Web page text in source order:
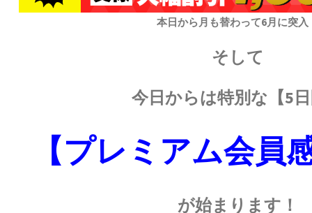
本日から月も替わって6月に突入
そして
今日からは特別な【5
【プレミアム会員
が始まります！